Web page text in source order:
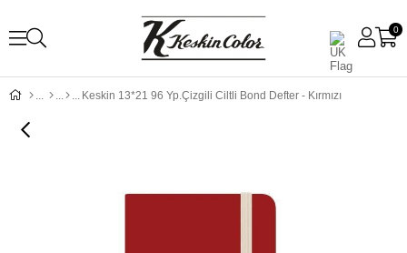
0
Keskin 13*21 96 Yp.Çizgili Ciltli Bond Defter - Kırmızı